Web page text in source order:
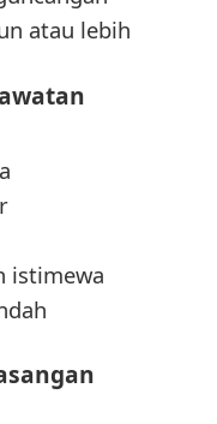
atau lebih
istimewa